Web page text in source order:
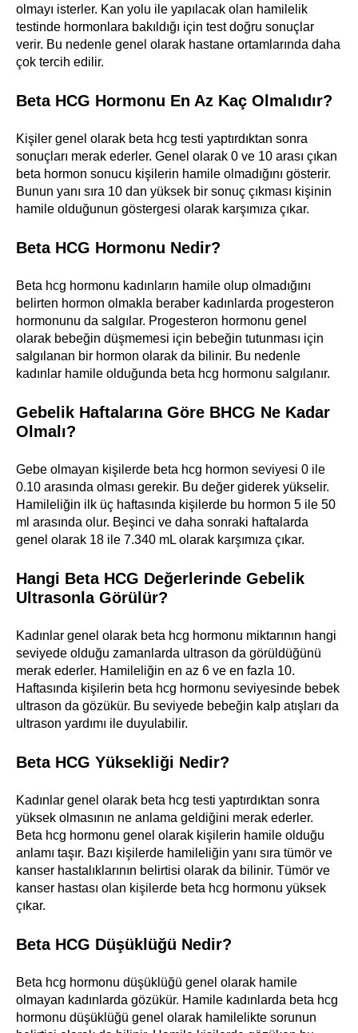
olmayı isterler. Kan yolu ile yapılacak olan hamilelik
testinde hormonlara bakıldığı için test doğru sonuçlar
verir. Bu nedenle genel olarak hastane ortamlarında daha
çok tercih edilir.
Beta HCG Hormonu En Az Kaç Olmalıdır?
Kişiler genel olarak beta hcg testi yaptırdıktan sonra
sonuçları merak ederler. Genel olarak 0 ve 10 arası çıkan
beta hormon sonucu kişilerin hamile olmadığını gösterir.
Bunun yanı sıra 10 dan yüksek bir sonuç çıkması kişinin
hamile olduğunun göstergesi olarak karşımıza çıkar.
Beta HCG Hormonu Nedir?
Beta hcg hormonu kadınların hamile olup olmadığını
belirten hormon olmakla beraber kadınlarda progesteron
hormonunu da salgılar. Progesteron hormonu genel
olarak bebeğin düşmemesi için bebeğin tutunması için
salgılanan bir hormon olarak da bilinir. Bu nedenle
kadınlar hamile olduğunda beta hcg hormonu salgılanır.
Gebelik Haftalarına Göre BHCG Ne Kadar
Olmalı?
Gebe olmayan kişilerde beta hcg hormon seviyesi 0 ile
0.10 arasında olması gerekir. Bu değer giderek yükselir.
Hamileliğin ilk üç haftasında kişilerde bu hormon 5 ile 50
ml arasında olur. Beşinci ve daha sonraki haftalarda
genel olarak 18 ile 7.340 mL olarak karşımıza çıkar.
Hangi Beta HCG Değerlerinde Gebelik
Ultrasonla Görülür?
Kadınlar genel olarak beta hcg hormonu miktarının hangi
seviyede olduğu zamanlarda ultrason da görüldüğünü
merak ederler. Hamileliğin en az 6 ve en fazla 10.
Haftasında kişilerin beta hcg hormonu seviyesinde bebek
ultrason da gözükür. Bu seviyede bebeğin kalp atışları da
ultrason yardımı ile duyulabilir.
Beta HCG Yüksekliği Nedir?
Kadınlar genel olarak beta hcg testi yaptırdıktan sonra
yüksek olmasının ne anlama geldiğini merak ederler.
Beta hcg hormonu genel olarak kişilerin hamile olduğu
anlamı taşır. Bazı kişilerde hamileliğin yanı sıra tümör ve
kanser hastalıklarının belirtisi olarak da bilinir. Tümör ve
kanser hastası olan kişilerde beta hcg hormonu yüksek
çıkar.
Beta HCG Düşüklüğü Nedir?
Beta hcg hormonu düşüklüğü genel olarak hamile
olmayan kadınlarda gözükür. Hamile kadınlarda beta hcg
hormonu düşüklüğü genel olarak hamilelikte sorunun